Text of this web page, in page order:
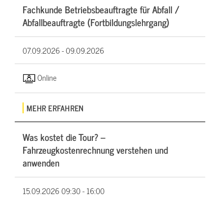
Fachkunde Betriebsbeauftragte für Abfall /
Abfallbeauftragte (Fortbildungslehrgang)
07.09.2026 -09.09.2026
Online
MEHR ERFAHREN
Was kostet die Tour? –
Fahrzeugkostenrechnung verstehen und
anwenden
15.09.202609:30 - 16:00